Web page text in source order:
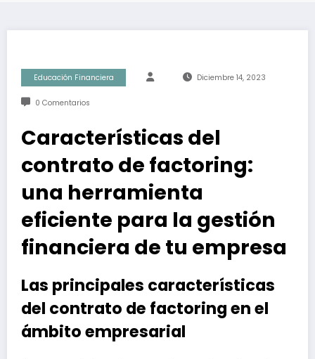
Educación Financiera Diciembre 14, 2023
0 Comentarios
Características del
contrato de factoring:
una herramienta
eficiente para la gestión
financiera de tu empresa
Las principales características
del contrato de factoring en el
ámbito empresarial